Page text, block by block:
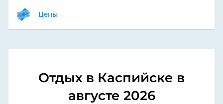
Цены
Отдых в Каспийске в
августе 2026